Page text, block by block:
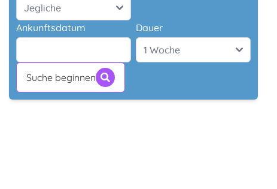
Ankunftsdatum Dauer
Suche beginnen